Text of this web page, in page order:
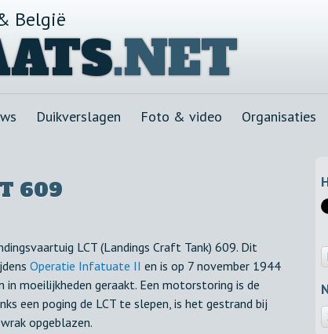
België
.NET
Duikverslagen Foto & video Organisaties
609
LCT (Landings Craft Tank) 609. Dit
Operatie Infatuate II en is op 7 november 1944
moeilijkheden geraakt. Een motorstoring is de
een poging de LCT te slepen, is het gestrand bij
opgeblazen.